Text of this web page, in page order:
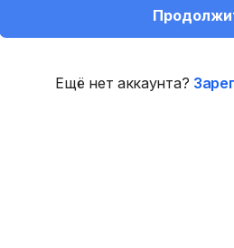
Ещё нет аккаунта?